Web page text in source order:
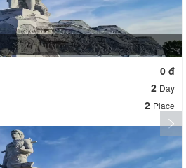
0 đ
2 Day
2 Place